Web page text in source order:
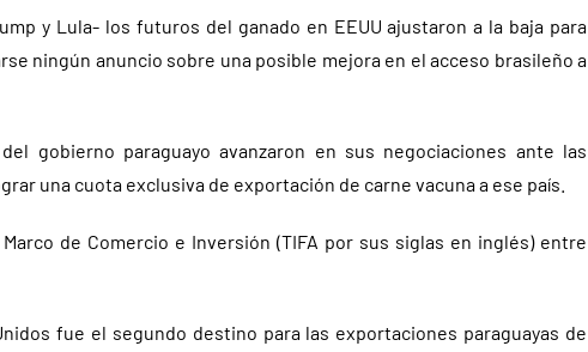
y Lula- los futuros del ganado en EEUU ajustaron a la baja para
ningún anuncio sobre una posible mejora en el acceso brasileño a
gobierno paraguayo avanzaron en sus negociaciones ante las
una cuota exclusiva de exportación de carne vacuna a ese país.
de Comercio e Inversión (TIFA por sus siglas en inglés) entre
fue el segundo destino para las exportaciones paraguayas de